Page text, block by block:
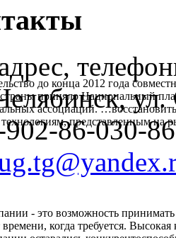
до конца 2012 года
приняло Национальный
ассоциаций.
представленным на
- это возможность
когда требуется.
902-86-030-86